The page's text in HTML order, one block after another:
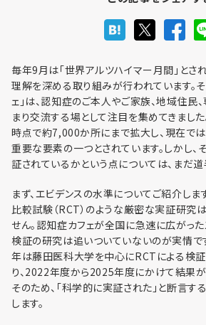
お問い合わせ
個人情報保護方針
利用規約
利用までの流れ
毎年9月は「世界アルツハイマー月間」とさ
理解を深める取り組みが行われています。
ェ」は、認知症のご本人やご家族、地域住民
まり交流する場として注目を集めてきまし
時点で約7,000か所にまで拡大し、現在で
重要な要素の一つとされています。しかし
証されているかという点については、まだ道
まず、エビデンスの水準についてご紹介しま
比較試験（RCT）のような厳密な実証研究
せん。認知症カフェが全国に急速に広がっ
検証の研究は追いついていないのが実情で
年は藤田医科大学を中心にRCTによる検
り、2022年度から2025年度にかけて結果
そのため、「科学的に実証された」と断言
します。